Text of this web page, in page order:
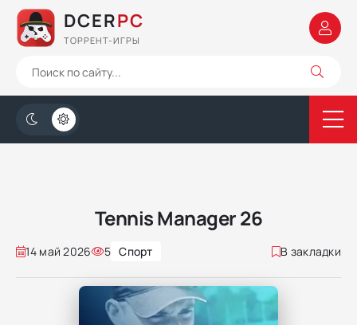
DCERPC
ТОРРЕНТ-ИГРЫ
Tennis Manager 26
14 май 2026 5 Спорт В закладки